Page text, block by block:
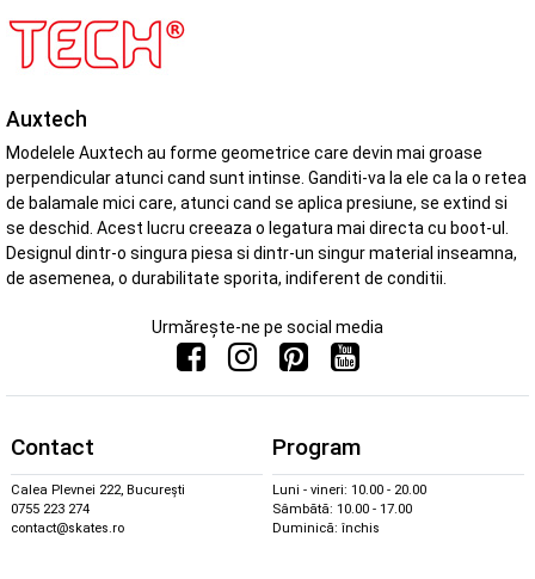
Auxtech
Modelele Auxtech au forme geometrice care devin mai groase
perpendicular atunci cand sunt intinse. Ganditi-va la ele ca la o retea
de balamale mici care, atunci cand se aplica presiune, se extind si
se deschid. Acest lucru creeaza o legatura mai directa cu boot-ul.
Designul dintr-o singura piesa si dintr-un singur material inseamna,
de asemenea, o durabilitate sporita, indiferent de conditii.
Urmărește-ne pe social media
Contact
Calea Plevnei 222, București
0755 223 274
contact@skates.ro
Program
Luni - vineri: 10.00 - 20.00
Sâmbătă: 10.00 - 17.00
Duminică: închis